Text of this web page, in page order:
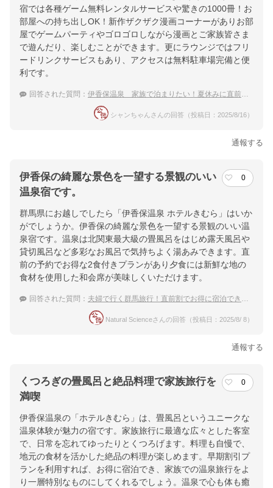
宿では各種ゲーム無料レンタルサービスや驚きの1000冊！お
部屋への持ち出しOK！新作ザクザク漫画コーナーがありお部
屋でゲームパーティやゴロゴロしながら漫画とご家族皆さま
で遊んだり、楽しむことができます。更にラウンジではフリ
ードリンクサービスもあり、アクセスは無料駐車場完備と便
利です。
回答された質問： 伊香保温泉 家族で泊まりたい！夏休みに直前割が使えるおすすめ温泉宿
シャンちゃんさんの回答（投稿日：2025/8/16）
通報する
伊香保の綺麗な景色を一望する景観のいい
温泉宿です。
0
群馬県にお越しでしたら「伊香保温泉 ホテルきむら」はいか
がでしょうか。伊香保の綺麗な景色を一望する景観のいい温
泉宿です。温泉は北関東最大級の畳風呂をはじめ露天風呂や
貸切風呂など多彩なお風呂で気持ちよく湯あみできます。直
前の予約でお得な2食付きプランがあり夕食には新鮮な地の
食材を使用した和会席が美味しくいただけます。
回答された質問： 夫婦で行く群馬旅行！直前割でお得に宿泊できる宿のおすすめは？
Natural Scienceさんの回答（投稿日：2025/8/ 8）
通報する
くつろぎの畳風呂と絶品料理で家族旅行を
満喫
0
伊香保温泉の「ホテルきむら」は、畳風呂というユニークな
温泉体験が魅力の宿です。家族旅行に最適な広々とした客室
で、日常を忘れてゆったりとくつろげます。料理も自慢で、
地元の食材を活かした絶品の料理が楽しめます。早期割引プ
ランを利用すれば、お得に宿泊でき、家族での温泉旅行をよ
り一層特別なものにしてくれるでしょう。温泉で心も体も癒